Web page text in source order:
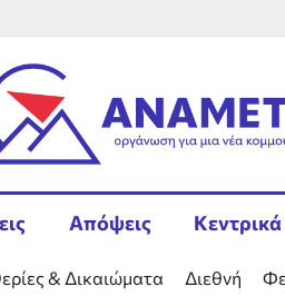
Απόψεις
& Δικαιώματα Διεθνή